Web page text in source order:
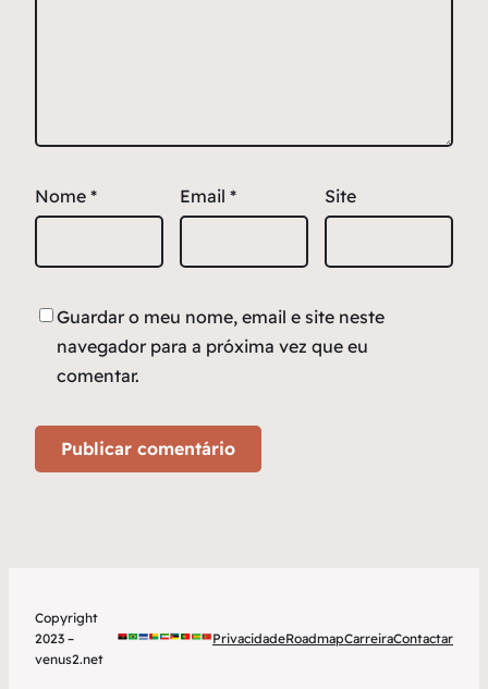
Nome * Email * Site
Guardar o meu nome, email e site neste
navegador para a próxima vez que eu
comentar.
Copyright
2023 –
venus2.net
PrivacidadeRoadmapCarreiraContactar